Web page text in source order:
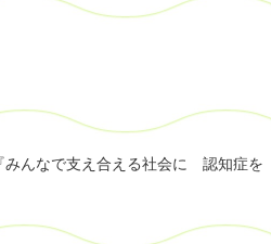
みんなで支え合える社会に 認知症を